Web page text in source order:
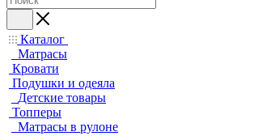
Каталог
Матрасы
Кровати
Подушки и одеяла
Детские товары
Топперы
Матрасы в рулоне